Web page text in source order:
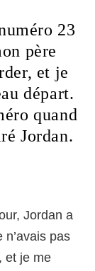
23
père
et je
départ.
quand
Jordan.
Jordan a
n’avais pas
et je me